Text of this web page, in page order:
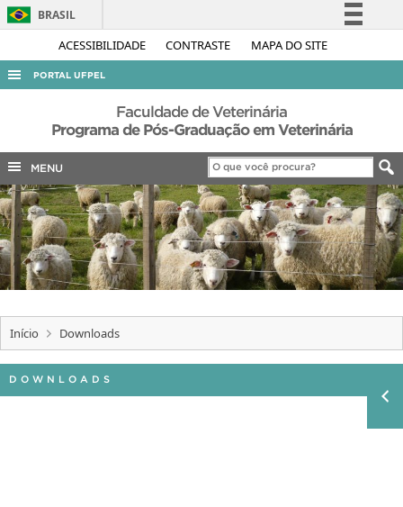
ACESSIBILIDADE CONTRASTE MAPA DO SITE
BRASIL
Simplifique!
Acesso à informação
Legislação
Canais
PORTAL UFPEL
ACESSO À INFORMAÇÃO
AUDITORIA
COBALTO
CONCURSOS
EDITAIS
INTERNACIONAL
OUVIDORIA
PORTARIAS
TELEFONES
Faculdade de Veterinária
Programa de Pós-Graduação em Veterinária
MENU
Início Downloads
DOWNLOADS